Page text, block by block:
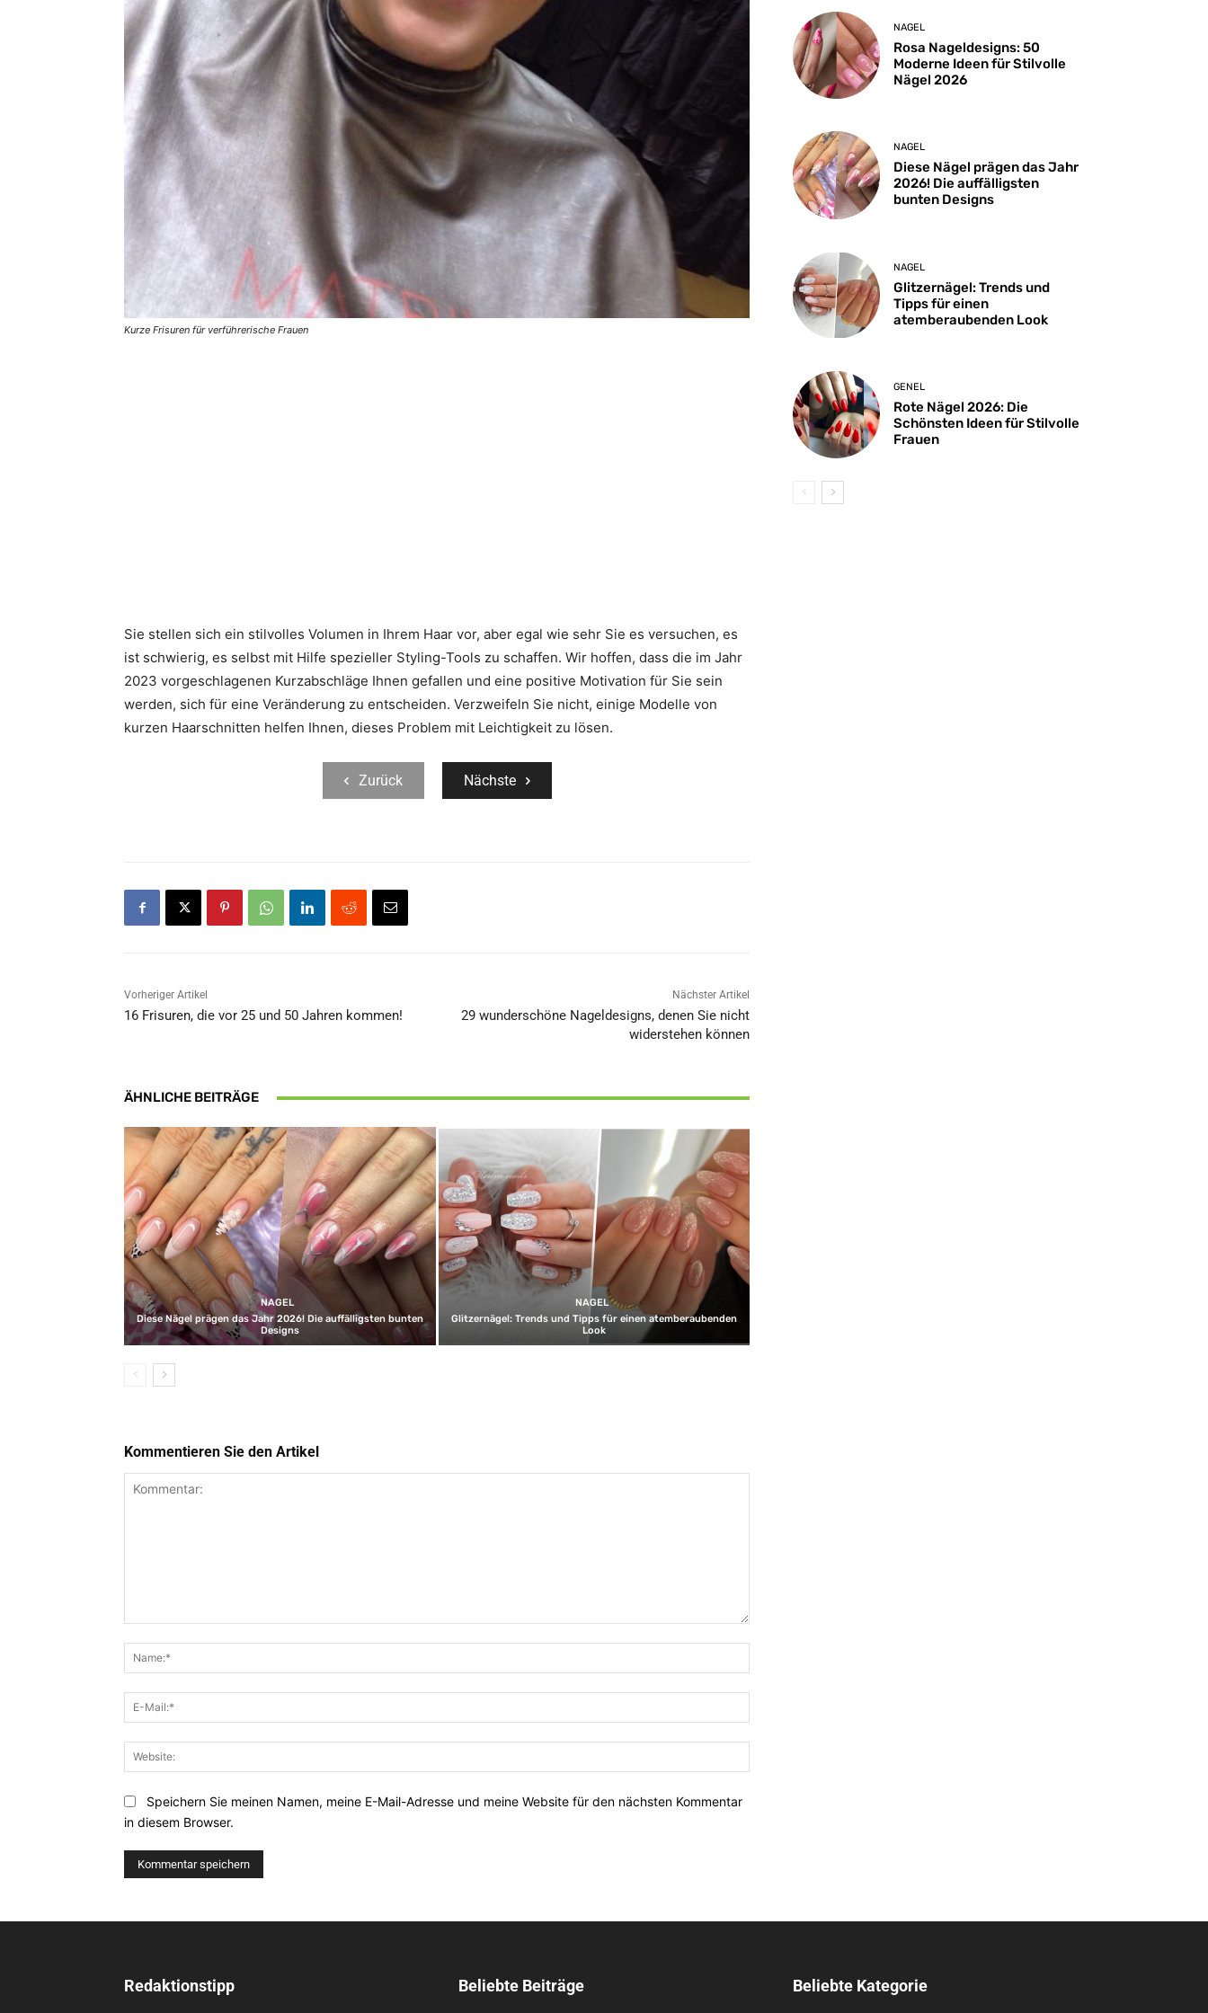
Kurze Frisuren für verführerische Frauen
Sie stellen sich ein stilvolles Volumen in Ihrem Haar vor, aber egal wie sehr Sie es versuchen, es
ist schwierig, es selbst mit Hilfe spezieller Styling-Tools zu schaffen. Wir hoffen, dass die im Jahr
2023 vorgeschlagenen Kurzabschläge Ihnen gefallen und eine positive Motivation für Sie sein
werden, sich für eine Veränderung zu entscheiden. Verzweifeln Sie nicht, einige Modelle von
kurzen Haarschnitten helfen Ihnen, dieses Problem mit Leichtigkeit zu lösen.
Zurück Nächste
Vorheriger Artikel
16 Frisuren, die vor 25 und 50 Jahren kommen!
Nächster Artikel
29 wunderschöne Nageldesigns, denen Sie nicht
widerstehen können
ÄHNLICHE BEITRÄGE
NAGEL
Diese Nägel prägen das Jahr 2026! Die auffälligsten bunten
Designs
NAGEL
Glitzernägel: Trends und Tipps für einen atemberaubenden
Look
Kommentieren Sie den Artikel
Mail:*
Speichern Sie meinen Namen, meine E-Mail-Adresse und meine Website für den nächsten Kommentar
in diesem Browser.
NAGEL
Rosa Nageldesigns: 50
Moderne Ideen für Stilvolle
Nägel 2026
NAGEL
Diese Nägel prägen das Jahr
2026! Die auffälligsten
bunten Designs
NAGEL
Glitzernägel: Trends und
Tipps für einen
atemberaubenden Look
GENEL
Rote Nägel 2026: Die
Schönsten Ideen für Stilvolle
Frauen
Redaktionstipp Beliebte Beiträge Beliebte Kategorie